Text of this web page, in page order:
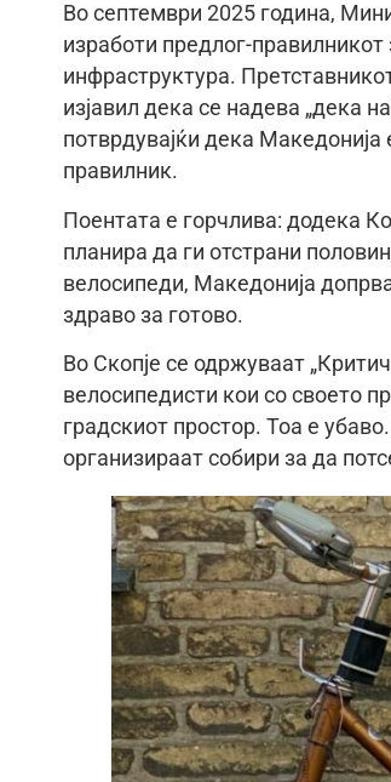
Во септември 2025 година,
изработи предлог-
инфраструктура.
изјавил дека се надева „дека
потврдувајќи дека
правилник.
Поентата е горчлива: додека
планира да ги отстрани
велосипеди, Македонија
здраво за готово.
Во Скопје се одржуваат
велосипедисти кои со своето
градскиот простор. Тоа е
организираат собири за да